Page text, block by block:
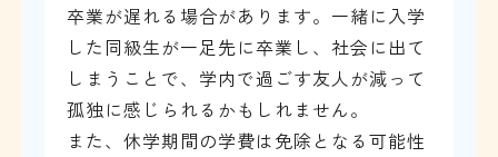
卒業が遅れる場合があります。一緒に入学
した同級生が一足先に卒業し、社会に出て
しまうことで、学内で過ごす友人が減って
孤独に感じられるかもしれません。
また、休学期間の学費は免除となる可能性